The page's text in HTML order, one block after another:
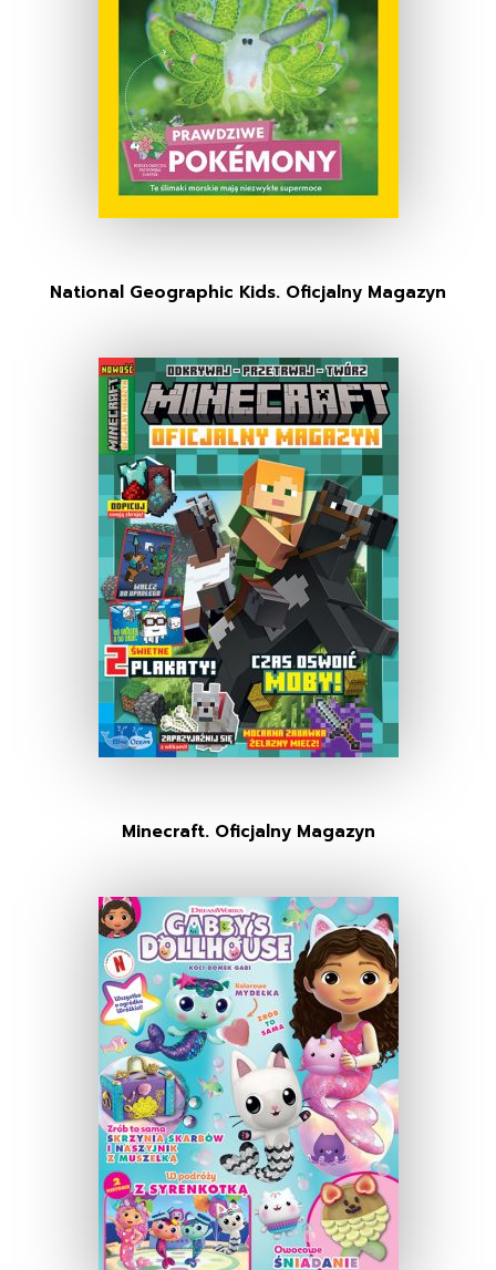
National Geographic Kids. Oficjalny Magazyn
Minecraft. Oficjalny Magazyn